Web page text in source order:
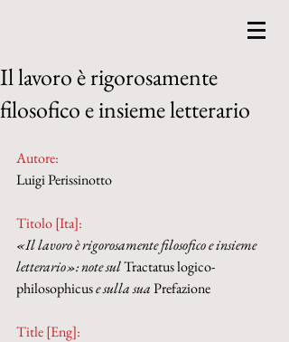
Il lavoro è rigorosamente
filosofico e insieme letterario
Autore:
Luigi Perissinotto
Titolo [Ita]:
«Il lavoro è rigorosamente filosofico e insieme
letterario»: note sul Tractatus logico-
philosophicus e sulla sua Prefazione
Title [Eng]: